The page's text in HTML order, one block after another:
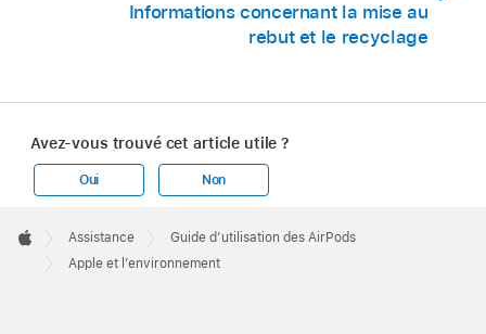
Informations concernant la mise au
rebut et le recyclage
Avez-vous trouvé cet article utile ?
Oui Non
Footer

Apple
Assistance
Guide d’utilisation des AirPods
Apple et l’environnement